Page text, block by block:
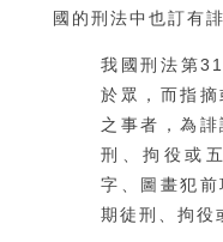
國的刑法中也訂有
我國刑法第
於眾，而指
之事者，為
刑、拘役或
字、圖畫犯
期徒刑、拘役